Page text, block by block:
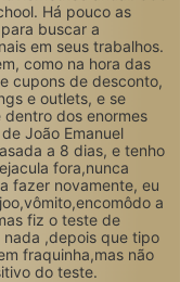
Há pouco as
buscar a
em seus trabalhos.
como na hora das
cupons de desconto,
e outlets, e se
dos enormes
João Emanuel
a 8 dias, e tenho
fora,nunca
fazer novamente, eu
a
fiz o teste de
,depois que tipo
fraquinha,mas não
do teste.